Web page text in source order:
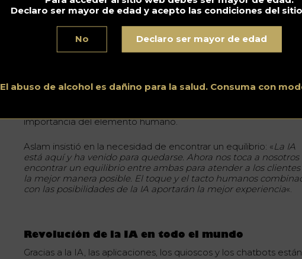
Declaro ser mayor de edad y acepto las condiciones del
No Declaro ser mayor de edad
El abuso de alcohol es dañino para la salud. Consuma con
Photo byAleksandr PopovonUnsplash
El equilibrio entre la IA y el toque humano
otros opinaron que la IA podría ayudar a crear experiencias
importancia del elemento humano.
Aslam insistió en la necesidad de encontrar un equilibrio: «La IA
está aquí y ha venido para quedarse. Ahora nos toca a nosotros
encontrar un equilibrio entre ambas para atender a los
la mejor manera posible. El toque y el tacto humanos
con las posibilidades de la IA aportarán la mejor experiencia«.
Revolución de la IA en todo el mundo
Gracias a la IA, las aplicaciones, los quioscos y los chatbots están